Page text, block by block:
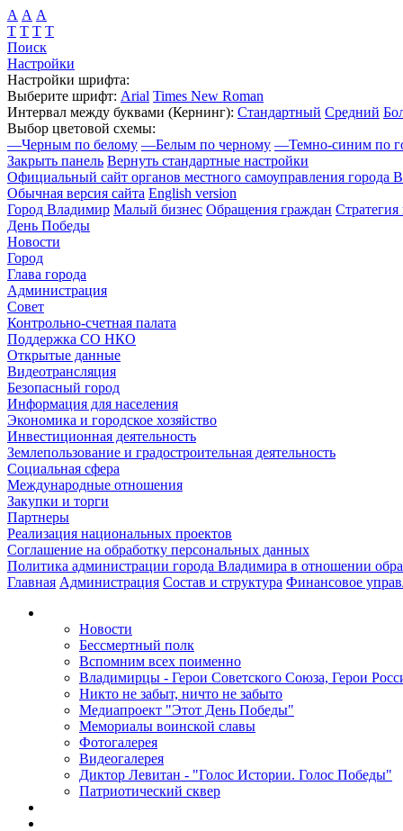
А А А
Т Т Т Т
Поиск
Настройки
Настройки шрифта:
Выберите шрифт: Arial Times New Roman
Интервал между буквами (Кернинг): Стандартный Средний
Выбор цветовой схемы:
—Черным по белому —Белым по черному —Темно-синим по
Закрыть панель Вернуть стандартные настройки
Официальный сайт органов местного самоуправления города
Обычная версия сайта English version
Город Владимир Малый бизнес Обращения граждан Стратегия
День Победы
Новости
Город
Глава города
Администрация
Совет
Контрольно-счетная палата
Поддержка СО НКО
Открытые данные
Видеотрансляция
Безопасный город
Информация для населения
Экономика и городское хозяйство
Инвестиционная деятельность
Землепользование и градостроительная деятельность
Социальная сфера
Международные отношения
Закупки и торги
Партнеры
Реализация национальных проектов
Соглашение на обработку персональных данных
Политика администрации города Владимира в отношении
Главная Администрация Состав и структура Финансовое
Новости
Бессмертный полк
Вспомним всех поименно
Владимирцы - Герои Советского Союза, Герои
Никто не забыт, ничто не забыто
Медиапроект "Этот День Победы"
Мемориалы воинской славы
Фотогалерея
Видеогалерея
Диктор Левитан - "Голос Истории. Голос Победы"
Патриотический сквер